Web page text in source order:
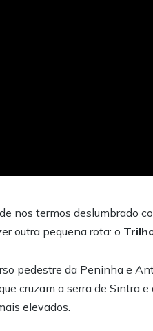
nos termos deslumbrado
outra pequena rota: o
pedestre da Peninha e
cruzam a serra de Sintra
elevados.